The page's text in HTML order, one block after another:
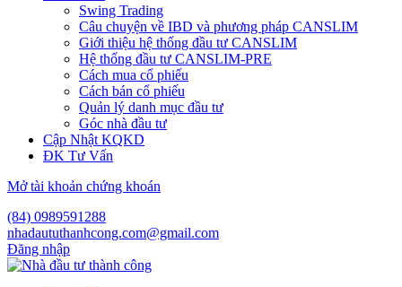
Swing Trading
Câu chuyện về IBD và phương pháp CANSLIM
Giới thiệu hệ thống đầu tư CANSLIM
Hệ thống đầu tư CANSLIM-PRE
Cách mua cổ phiếu
Cách bán cổ phiếu
Quản lý danh mục đầu tư
Góc nhà đầu tư
Cập Nhật KQKD
ĐK Tư Vấn
Mở tài khoản chứng khoán
(84) 0989591288
nhadaututhanhcong.com@gmail.com
Đăng nhập